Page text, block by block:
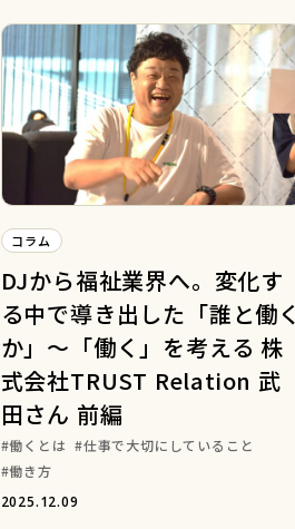
コラム
DJから福祉業界へ。変化す
る中で導き出した「誰と働く
か」～「働く」を考える 株
式会社TRUST Relation 武
田さん 前編
働くとは
仕事で大切にしていること
働き方
2025.12.09